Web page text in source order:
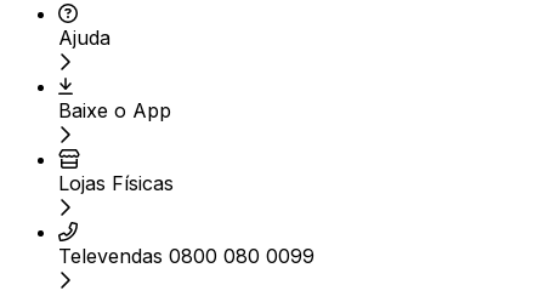
Ajuda
Baixe o App
Lojas Físicas
Televendas 0800 080 0099